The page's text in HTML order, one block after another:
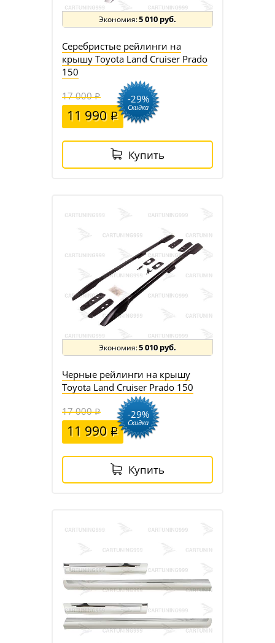
5 010 руб.
Серебристые рейлинги на
крышу Toyota Land Cruiser Prado
150
17 000
11 990
-29%
Скидка
Купить
5 010 руб.
Черные рейлинги на крышу
Toyota Land Cruiser Prado 150
17 000
11 990
-29%
Скидка
Купить